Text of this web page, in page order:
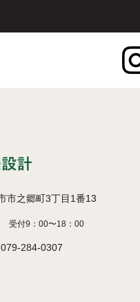
之郷町3丁目1番13
受付9：00〜18：00
284-0307